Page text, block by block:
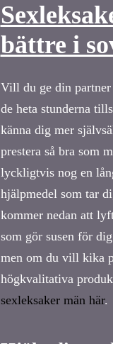
bättre i
Vill du ge din
de heta stunderna
känna dig mer
prestera så bra som
lyckligtvis nog en
hjälpmedel som tar
kommer nedan att
som gör susen för
men om du vill kika
högkvalitativa
sexleksaker män här.